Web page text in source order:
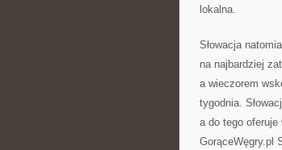
lokalna.
Słowacja
na najbardziej
a wieczorem
tygodnia.
a do tego
GorąceWęgry.pl